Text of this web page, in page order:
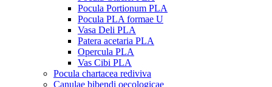
Pocula Portionum PLA
Pocula PLA formae U
Vasa Deli PLA
Patera acetaria PLA
Opercula PLA
Vas Cibi PLA
Pocula chartacea rediviva
Canulae bibendi oecologicae